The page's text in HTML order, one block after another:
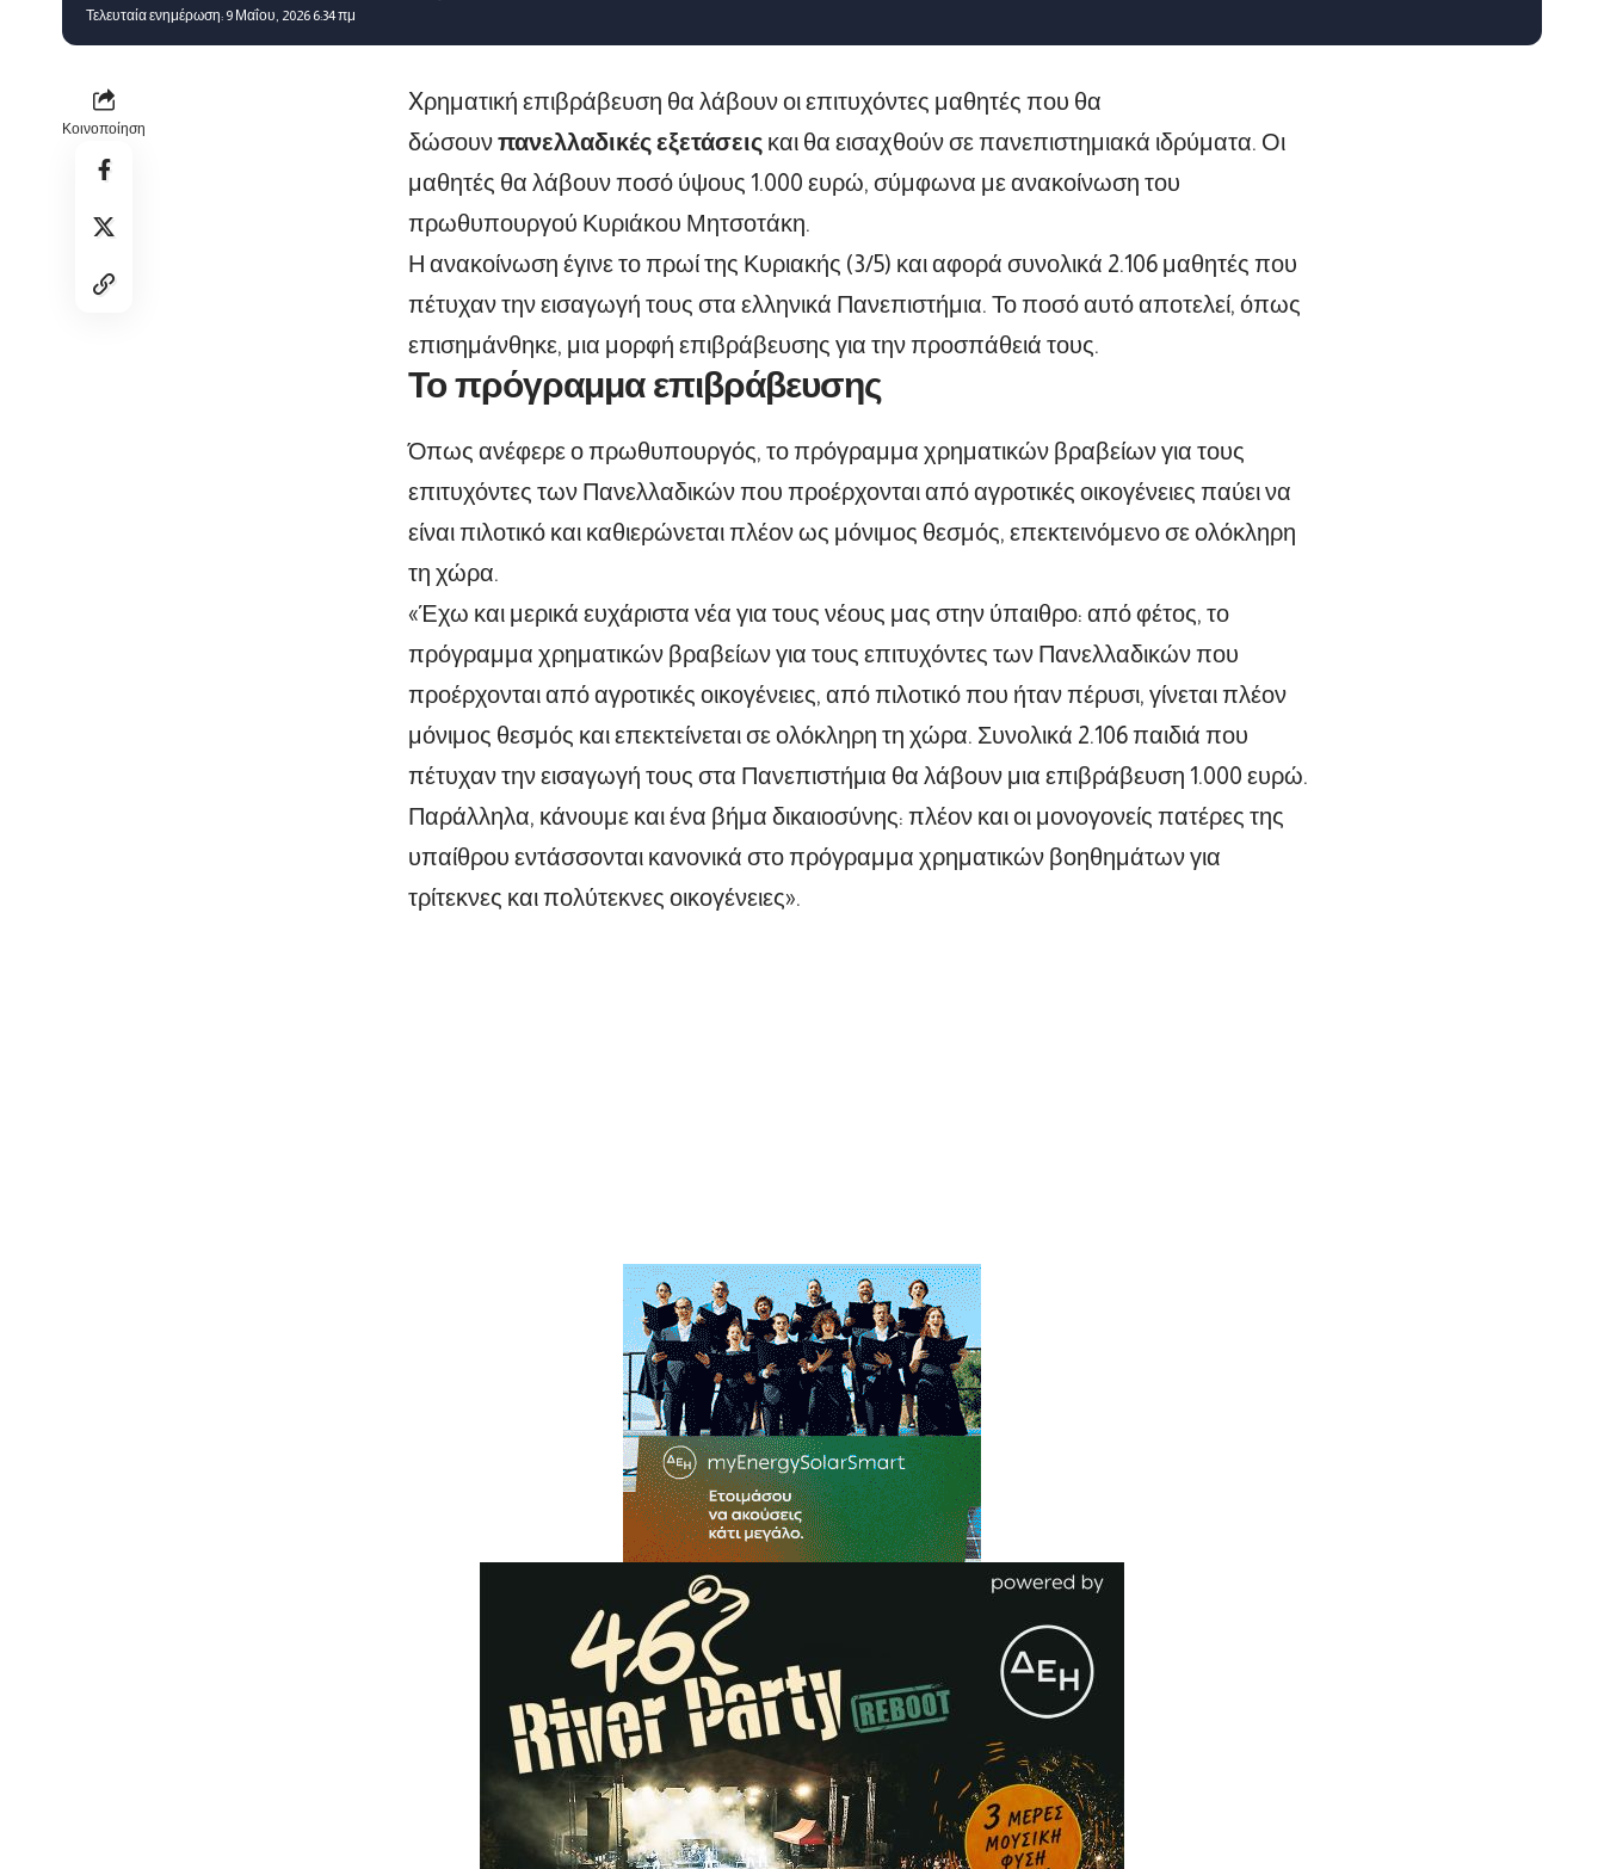
Τελευταία ενημέρωση: 9 Μαΐου, 2026 6:34 πμ
Κοινοποίηση
Xρηματική επιβράβευση θα λάβουν οι επιτυχόντες μαθητές που θα
δώσουνπανελλαδικές εξετάσεις και θα εισαχθούν σε πανεπιστημιακά ιδρύματα. Οι
μαθητές θα λάβουν ποσό ύψους 1.000 ευρώ, σύμφωνα με ανακοίνωση του
πρωθυπουργού Κυριάκου Μητσοτάκη.
Η ανακοίνωση έγινε το πρωί της Κυριακής (3/5) και αφορά συνολικά 2.106 μαθητές που
πέτυχαν την εισαγωγή τους στα ελληνικά Πανεπιστήμια. Το ποσό αυτό αποτελεί, όπως
επισημάνθηκε, μια μορφή επιβράβευσης για την προσπάθειά τους.
Το πρόγραμμα επιβράβευσης
Όπως ανέφερε ο πρωθυπουργός, το πρόγραμμα χρηματικών βραβείων για τους
επιτυχόντες των Πανελλαδικών που προέρχονται από αγροτικές οικογένειες παύει να
είναι πιλοτικό και καθιερώνεται πλέον ως μόνιμος θεσμός, επεκτεινόμενο σε ολόκληρη
τη χώρα.
«Έχω και μερικά ευχάριστα νέα για τους νέους μας στην ύπαιθρο: από φέτος, το
πρόγραμμα χρηματικών βραβείων για τους επιτυχόντες των Πανελλαδικών που
προέρχονται από αγροτικές οικογένειες, από πιλοτικό που ήταν πέρυσι, γίνεται πλέον
μόνιμος θεσμός και επεκτείνεται σε ολόκληρη τη χώρα. Συνολικά 2.106 παιδιά που
πέτυχαν την εισαγωγή τους στα Πανεπιστήμια θα λάβουν μια επιβράβευση 1.000 ευρώ.
Παράλληλα, κάνουμε και ένα βήμα δικαιοσύνης: πλέον και οι μονογονείς πατέρες της
υπαίθρου εντάσσονται κανονικά στο πρόγραμμα χρηματικών βοηθημάτων για
τρίτεκνες και πολύτεκνες οικογένειες».